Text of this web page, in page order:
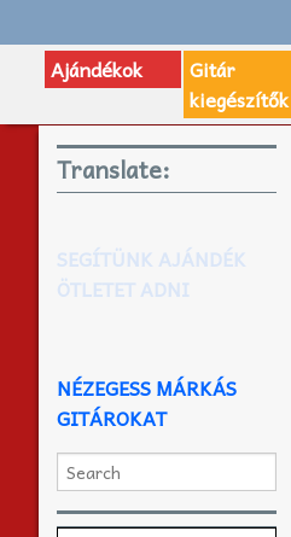
Ajándékok
Gitár
kiegészítők
Translate:
SEGÍTÜNK AJÁNDÉK
ÖTLETET ADNI
NÉZEGESS MÁRKÁS
GITÁROKAT